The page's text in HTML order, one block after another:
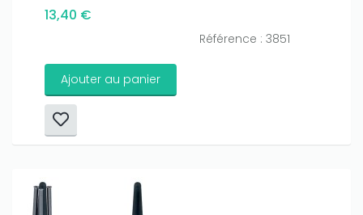
13,40 €
Référence : 3851
Ajouter au panier